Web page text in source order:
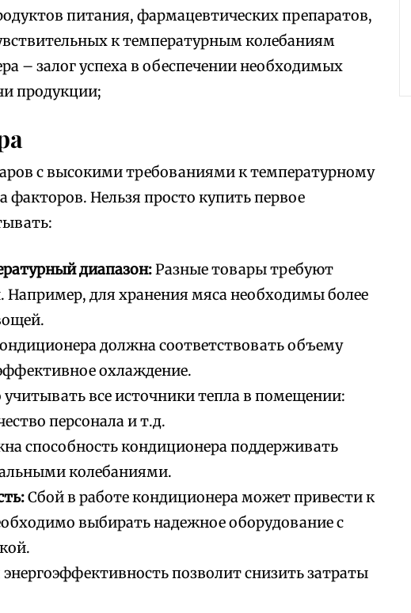
питания, фармацевтических препаратов,
к температурным колебаниям
– залог успеха в обеспечении необходимых
продукции;
с высокими требованиями к температурному
Нельзя просто купить первое
диапазон:Разные товары требуют
Например, для хранения мяса необходимы более
должна соответствовать объему
охлаждение.
все источники тепла в помещении:
персонала и т.д.
способность кондиционера поддерживать
колебаниями.
Сбой в работе кондиционера может привести к
выбирать надежное оборудование с
позволит снизить затраты